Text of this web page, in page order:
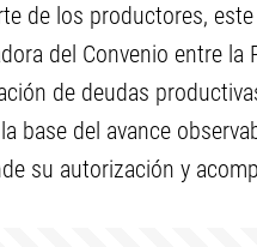
de los productores,
del Convenio entre la
de deudas
base del avance
su autorización y